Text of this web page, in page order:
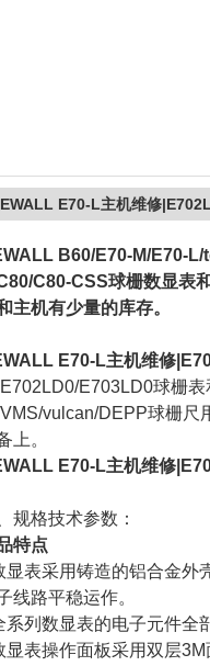
E70-L主机维修
B60/E70-M/E70-
C80-CSS球栅数显表
主机有少量的库存。
E70-L主机维修
E703LD0球栅
vulcan/DEPP球栅尺
上。
E70-L主机维修
规格技术参数：
特点
显表采用铸造的铝合金外
线路平稳运作。
系列数显表的电子元件全
显表操作面板采用双层